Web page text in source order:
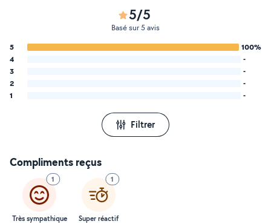
5/5
Basé sur 5 avis
5
100%
4
-
3
-
2
-
1
-
Filtrer
Compliments reçus
1
Très sympathique
1
Super réactif